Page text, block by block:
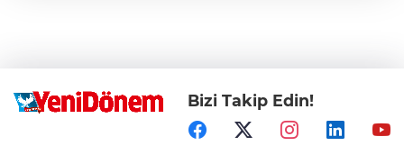
Bizi Takip Edin!